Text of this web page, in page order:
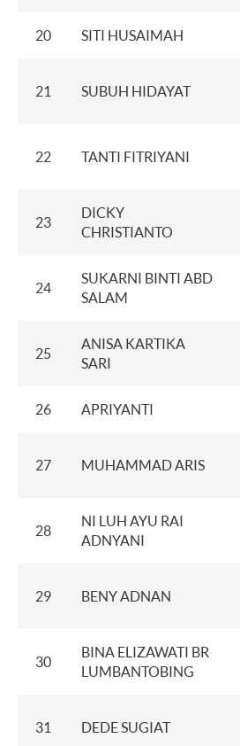
20 SITI HUSAIMAH
21 SUBUH HIDAYAT
22 TANTI FITRIYANI
23
DICKY
CHRISTIANTO
24
SUKARNI BINTI ABD
SALAM
25
ANISA KARTIKA
SARI
26 APRIYANTI
27 MUHAMMAD ARIS
28
NI LUH AYU RAI
ADNYANI
29 BENY ADNAN
30
BINA ELIZAWATI BR
LUMBANTOBING
31 DEDE SUGIAT